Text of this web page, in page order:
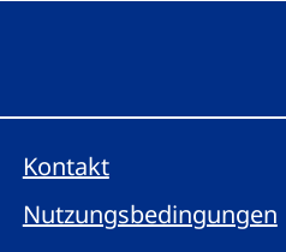
Kontakt
Nutzungsbedingungen